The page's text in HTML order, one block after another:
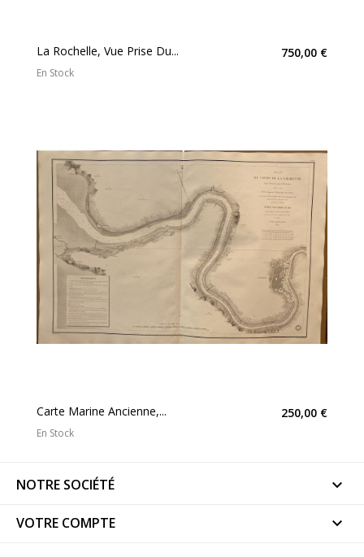
La Rochelle, Vue Prise Du... 750,00 €
En Stock
Carte Marine Ancienne,... 250,00 €
En Stock
NOTRE SOCIÉTÉ 
VOTRE COMPTE 